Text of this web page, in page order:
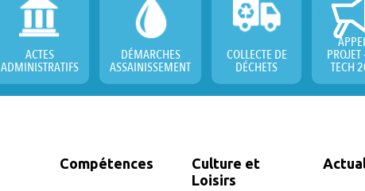
ACTES
ADMINISTRATIFS
DÉMARCHES
ASSAINISSEMENT
COLLECTE DE
DÉCHETS
PROJET
TECH
Compétences
Culture et
Loisirs